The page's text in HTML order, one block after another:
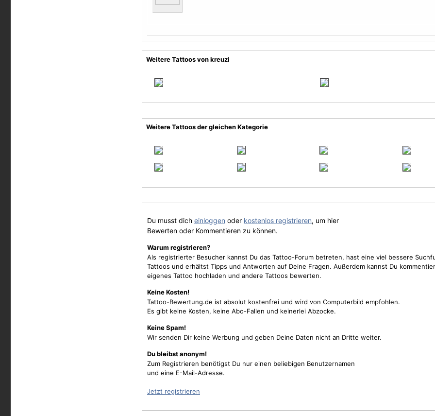
Weitere Tattoos von kreuzi
Weitere Tattoos der gleichen Kategorie
Du musst dich einloggen oder kostenlos registrieren, um hier
Bewerten oder Kommentieren zu können.
Warum registrieren?
Als registrierter Besucher kannst Du das Tattoo-Forum betreten, hast eine viel bessere
Tattoos und erhältst Tipps und Antworten auf Deine Fragen. Außerdem kannst Du
eigenes Tattoo hochladen und andere Tattoos bewerten.
Keine Kosten!
Tattoo-Bewertung.de ist absolut kostenfrei und wird von Computerbild empfohlen.
Es gibt keine Kosten, keine Abo-Fallen und keinerlei Abzocke.
Keine Spam!
Wir senden Dir keine Werbung und geben Deine Daten nicht an Dritte weiter.
Du bleibst anonym!
Zum Registrieren benötigst Du nur einen beliebigen Benutzernamen
und eine E-Mail-Adresse.
Jetzt registrieren